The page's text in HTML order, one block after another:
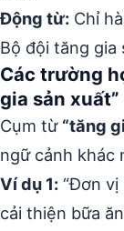
Động từ: Chỉ
Bộ đội tăng gia
Các trường
gia sản xuất”
Cụm từ “tăng
ngữ cảnh khác
Ví dụ 1: “Đơn
cải thiện bữa